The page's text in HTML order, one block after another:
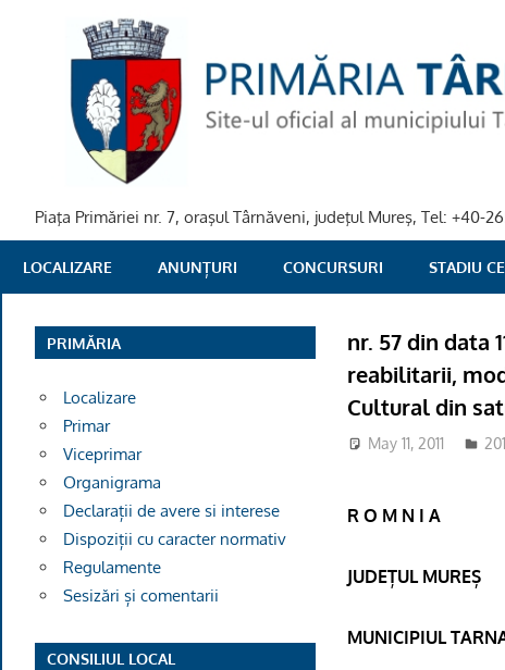
PRIMARIA
TARNAVENI
Piaţa Primăriei nr. 7, oraşul Târnăveni, judeţul Mureş, Tel: +40-
LOCALIZARE ANUNȚURI CONCURSURI STADIU
nr. 57 din data
reabilitarii,
Cultural din
May 11, 2011
R O M N I A
JUDEȚUL MUREȘ
MUNICIPIUL
PRIMĂRIA
Localizare
Primar
Viceprimar
Organigrama
Declarații de avere si interese
Dispoziții cu caracter normativ
Regulamente
Sesizări și comentarii
CONSILIUL LOCAL